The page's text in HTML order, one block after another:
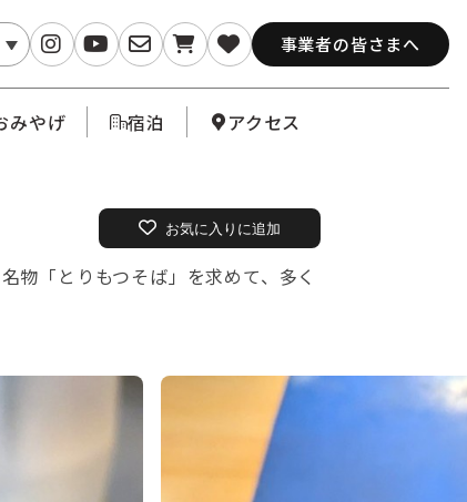
事業者の皆さまへ
みやげ 宿泊 アクセス
物「とりもつそば」を求めて、多く
お気に入りに追加